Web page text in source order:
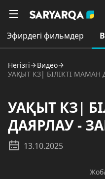
Эфирдегі фильмдер
Негізгі
Видео
УАҚЫТ КЗ| БІЛІКТІ
УАҚЫТ КЗ|
ДАЯРЛАУ -
13.10.2025